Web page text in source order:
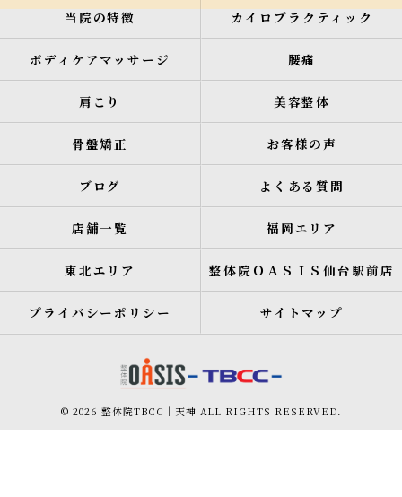
当院の特徴 カイロプラクティック
ボディケアマッサージ 腰痛
肩こり 美容整体
骨盤矯正 お客様の声
ブログ よくある質問
店舗一覧 福岡エリア
東北エリア 整体院ＯＡＳＩＳ仙台駅前店
プライバシーポリシー サイトマップ
© 2026 整体院TBCC｜天神 ALL RIGHTS RESERVED.